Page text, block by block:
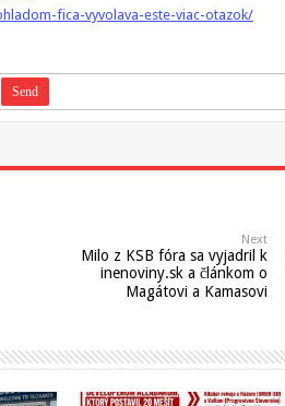
fica-vyvolava-este-viac-otazok/
Next
Milo z KSB fóra sa vyjadril k
inenoviny.sk a článkom o
Magátovi a Kamasovi